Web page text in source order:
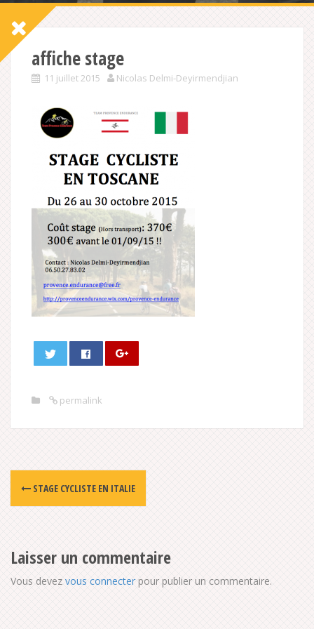
affiche stage
11 juillet 2015 Nicolas Delmi-Deyirmendjian
permalink
Post
navigation
STAGE CYCLISTE EN ITALIE
Laisser un commentaire
Vous devez vous connecterpour publier un commentaire.